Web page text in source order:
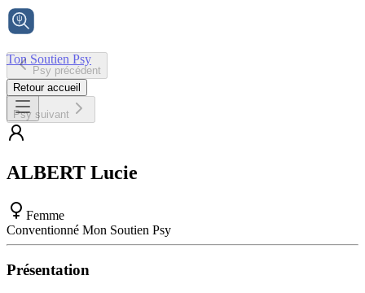
Ton Soutien Psy
Accueil
Psy précédent
Retour accueil
Psy suivant
ALBERT Lucie
Femme
Conventionné Mon Soutien Psy
Présentation